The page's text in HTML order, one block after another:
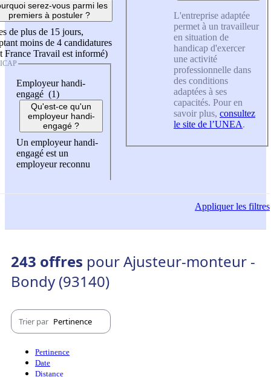
serez-vous parmi les
premiers à postuler ?
de plus de 15 jours,
moins de 4 candidatures
France Travail est informé)
Employeur handi-
engagé (1)
Qu'est-ce qu'un
employeur handi-
engagé ?
Un employeur handi-
engagé est un
employeur reconnu
L'entreprise adaptée
permet à un travailleur
en situation de
handicap d'exercer
une activité
professionnelle dans
des conditions
adaptées à ses
capacités. Pour en
savoir plus, consultez
le site de l’UNEA.
Appliquerles filtres
243 offres pour Ajusteur-monteur -
Bondy (93140)
Trier par Pertinence
Pertinence
Date
Distance